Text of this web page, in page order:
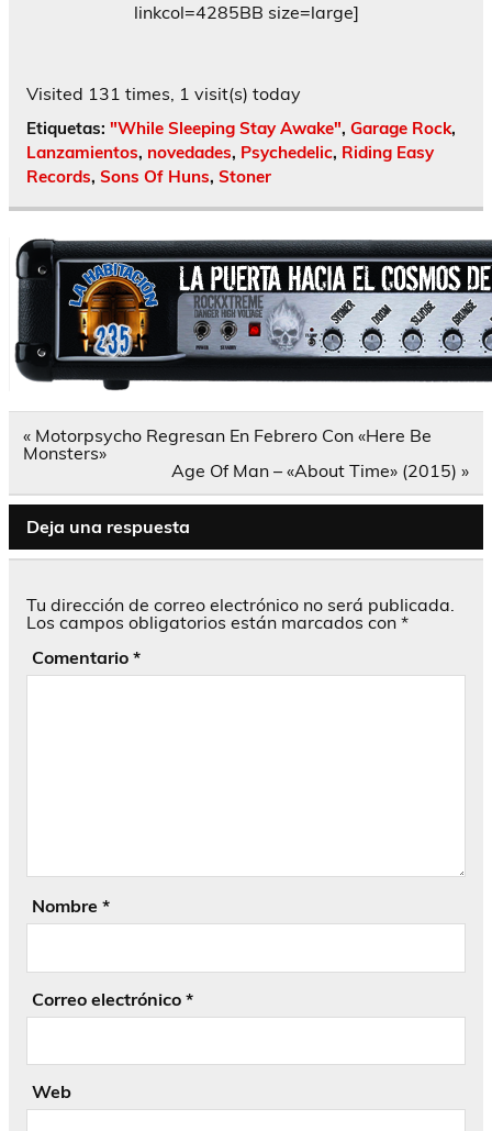
linkcol=4285BB size=large]
Visited 131 times, 1 visit(s) today
Etiquetas: "While Sleeping Stay Awake", Garage Rock,
Lanzamientos, novedades, Psychedelic, Riding Easy
Records, Sons Of Huns, Stoner
Navegación
de
« Motorpsycho Regresan En Febrero Con «Here Be
Monsters»
Age Of Man – «About Time» (2015) »
Deja una respuesta
Tu dirección de correo electrónico no será publicada.
Los campos obligatorios están marcados con *
Comentario *
Nombre *
Correo electrónico *
Web